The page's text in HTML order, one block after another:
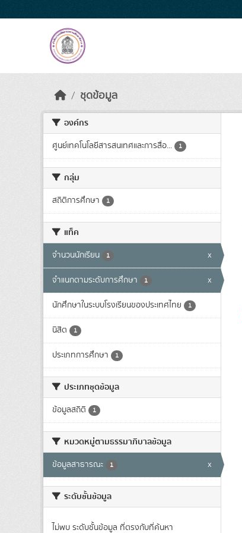
ชุดข้อมูล
องค์กร
ศูนย์เทคโนโลยีสารสนเทศและการสื่อ... 1
กลุ่ม
สถิติการศึกษา 1
แท็ค
จำนวนนักเรียน 1 x
จำแนกตามระดับการศึกษา 1 x
นักศึกษาในระบบโรงเรียนของประเทศไทย 1
นิสิต 1
ประเภทการศึกษา 1
ประเภทชุดข้อมูล
ข้อมูลสถิติ 1
หมวดหมู่ตามธรรมาภิบาลข้อมูล
ข้อมูลสาธารณะ 1 x
ระดับชั้นข้อมูล
ไม่พบ ระดับชั้นข้อมูล ที่ตรงกับที่ค้นหา